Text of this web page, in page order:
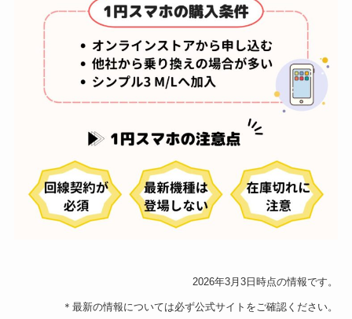
2026年3月3日時点の情報です。
＊最新の情報については必ず公式サイトをご確認ください。